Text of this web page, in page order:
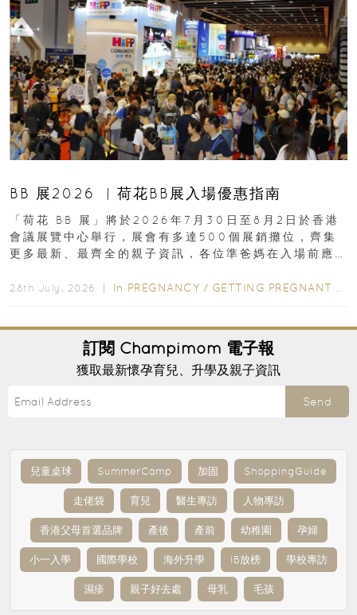
BB 展2026 ︳荷花BB展入場優惠指南
「荷花 BB 展」將於2026年7月30日至8月2日於香港
會議展覽中心舉行，展會有多達500個展銷攤位，齊集
更多最新、最齊全的親子資訊，各位準爸媽在入場前應
28th July, 2026 ｜ In PREGNANCY / GETTING PREGNANT
訂閱 Champimom 電子報
獲取最新懷孕育兒、升學及親子資訊
Send
兒童桌球 SummerCamp 加固 ShoppingGuide
走佬袋 育兒 醫生專訪 人物專訪
香港父母首選品牌 產後 產前 幼稚園 孕婦
小一入學 國際學校 海外升學 IB放榜 學校專訪
濕疹 親子好去處 母乳 毛孩